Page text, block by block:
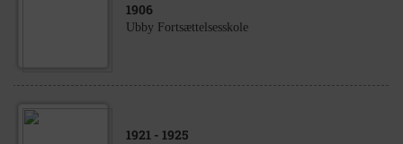
1906
Ubby Fortsættelsesskole
1921 - 1925